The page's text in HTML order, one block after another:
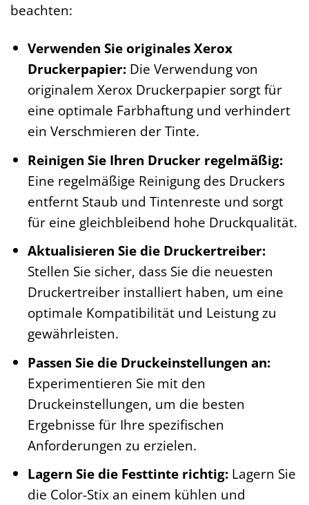
beachten:
Verwenden Sie originales Xerox
Druckerpapier:Die Verwendung von
originalem Xerox Druckerpapier sorgt für
eine optimale Farbhaftung und verhindert
ein Verschmieren der Tinte.
Reinigen Sie Ihren Drucker regelmäßig:
Eine regelmäßige Reinigung des Druckers
entfernt Staub und Tintenreste und sorgt
für eine gleichbleibend hohe Druckqualität.
Aktualisieren Sie die Druckertreiber:
Stellen Sie sicher, dass Sie die neuesten
Druckertreiber installiert haben, um eine
optimale Kompatibilität und Leistung zu
gewährleisten.
Passen Sie die Druckeinstellungen an:
Experimentieren Sie mit den
Druckeinstellungen, um die besten
Ergebnisse für Ihre spezifischen
Anforderungen zu erzielen.
Lagern Sie die Festtinte richtig:Lagern Sie
die Color-Stix an einem kühlen und